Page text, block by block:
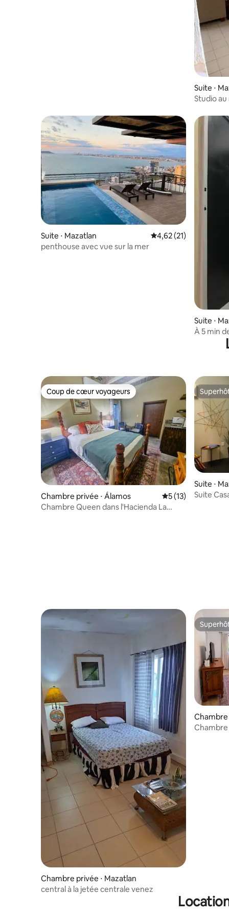
Suite ⋅
Studio
plage
Suite ⋅ Mazatlan Évaluation moyenne
4,62 (21)
penthouse avec vue sur la mer
Suite ⋅
À 5 min
Coup de cœur voyageurs
Coup de cœur voyageurs
Chambre privée ⋅ Álamos Évaluation
5 (13)
Chambre Queen dans l'Hacienda La
Suite ⋅
Suite
Chambre privée ⋅ Mazatlan
central à la jetée centrale venez
Chambre
Chambre